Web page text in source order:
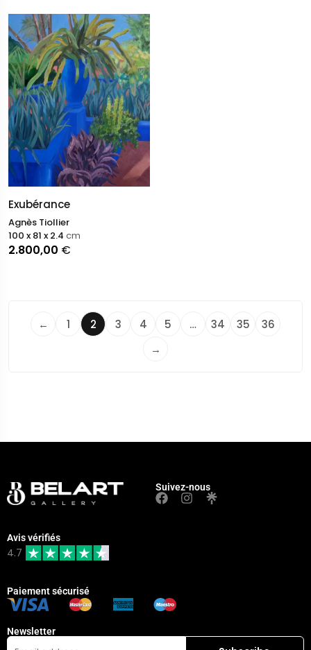
Exubérance
Agnès Tiollier
2.800,00 €
100 x 81 x 2.4 cm
← 1 2 3 4 5 … 34 35
36
→
Suivez-nous
Avis vérifiés
4.7
Paiement sécurisé
Newsletter